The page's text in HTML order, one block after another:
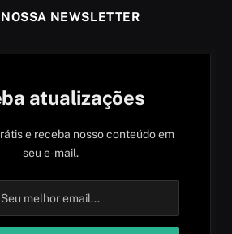
NEWSLETTER
atualizações
e receba nosso conteúdo em
seu e-mail.